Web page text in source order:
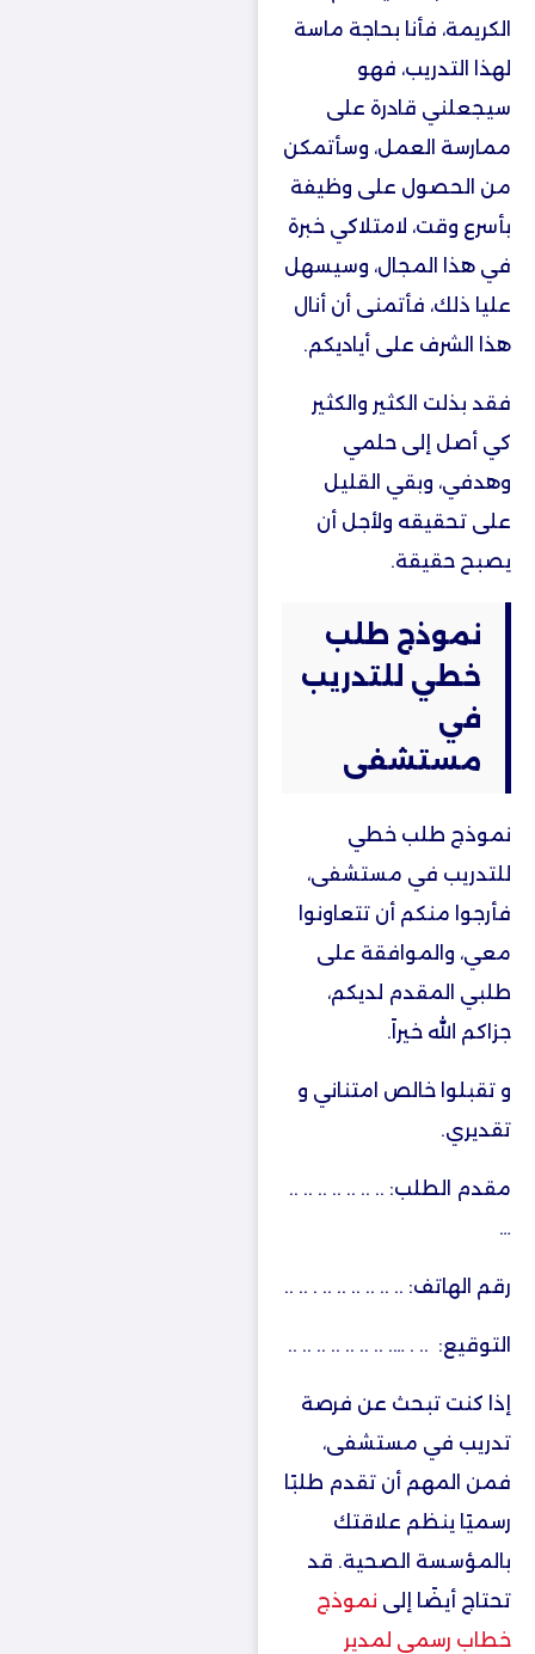
الكريمة، فأنا بحاجة ماسة
لهذا التدريب، فهو
سيجعلني قادرة على
ممارسة العمل، وسأتمكن
من الحصول على وظيفة
بأسرع وقت، لامتلاكي خبرة
في هذا المجال، وسيسهل
عليا ذلك، فأتمنى أن أنال
هذا الشرف على أياديكم.
فقد بذلت الكثير والكثير
كي أصل إلى حلمي
وهدفي، وبقي القليل
على تحقيقه ولأجل أن
يصبح حقيقة.
نموذج طلب
خطي للتدريب
في
مستشفى
نموذج طلب خطي
للتدريب في مستشفى،
فأرجوا منكم أن تتعاونوا
معي، والموافقة على
طلبي المقدم لديكم،
جزاكم الله خيراً.
و تقبلوا خالص امتناني و
تقديري.
مقدم الطلب: .. .. .. .. .. .. ..
…
رقم الهاتف: .. .. .. .. .. .. . .. ..
التوقيع: .. . …. .. .. .. .. .. .. ..
إذا كنت تبحث عن فرصة
تدريب في مستشفى،
فمن المهم أن تقدم طلبًا
رسميًا ينظم علاقتك
بالمؤسسة الصحية. قد
تحتاج أيضًا إلى نموذج
خطاب رسمي لمدير